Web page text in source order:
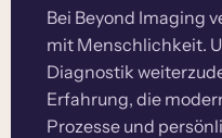
Bei Beyond Imaging
mit Menschlichkeit.
Diagnostik
Erfahrung, die
Prozesse und